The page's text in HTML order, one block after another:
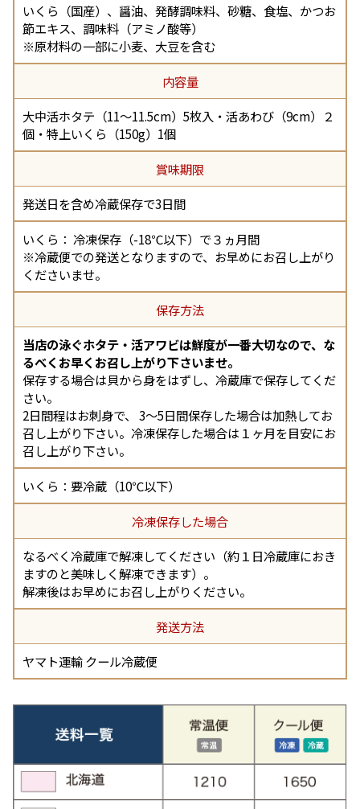
いくら（国産）、醤油、発酵調味料、砂糖、食塩、かつお
節エキス、調味料（アミノ酸等）
※原材料の一部に小麦、大豆を含む
内容量
大中活ホタテ（11～11.5cm）5枚入・活あわび（9cm）２
個・特上いくら（150g）1個
賞味期限
発送日を含め冷蔵保存で3日間
いくら： 冷凍保存（-18℃以下）で３ヵ月間
※冷蔵便での発送となりますので、お早めにお召し上がり
くださいませ。
保存方法
当店の泳ぐホタテ・活アワビは鮮度が一番大切なので、な
るべくお早くお召し上がり下さいませ。
保存する場合は貝から身をはずし、冷蔵庫で保存してくだ
さい。
2日間程はお刺身で、 3～5日間保存した場合は加熱してお
召し上がり下さい。冷凍保存した場合は１ヶ月を目安にお
召し上がり下さい。
いくら：要冷蔵（10℃以下）
冷凍保存した場合
なるべく冷蔵庫で解凍してください（約１日冷蔵庫におき
ますのと美味しく解凍できます）。
解凍後はお早めにお召し上がりください。
発送方法
ヤマト運輸 クール冷蔵便